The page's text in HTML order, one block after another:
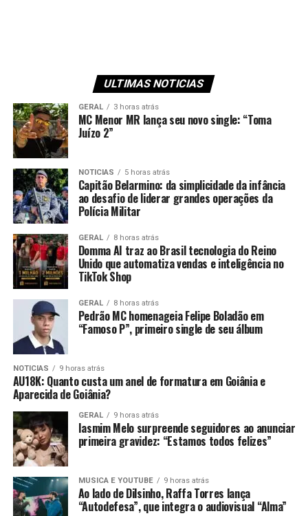
ULTIMAS NOTICIAS
GERAL 3 horas atrás
MC Menor MR lança seu novo single: “Toma
Juízo 2”
NOTICIAS 5 horas atrás
Capitão Belarmino: da simplicidade da infância
ao desafio de liderar grandes operações da
Polícia Militar
GERAL 8 horas atrás
Domma AI traz ao Brasil tecnologia do Reino
Unido que automatiza vendas e inteligência no
TikTok Shop
GERAL 8 horas atrás
Pedrão MC homenageia Felipe Boladão em
“Famoso P”, primeiro single de seu álbum
NOTICIAS 9 horas atrás
AU18K: Quanto custa um anel de formatura em Goiânia e
Aparecida de Goiânia?
GERAL 9 horas atrás
Iasmim Melo surpreende seguidores ao anunciar
primeira gravidez: “Estamos todos felizes”
MUSICA E YOUTUBE 9 horas atrás
Ao lado de Dilsinho, Raffa Torres lança
“Autodefesa”, que integra o audiovisual “Alma”